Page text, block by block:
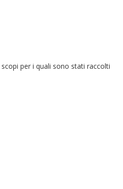
per i quali sono stati raccolti